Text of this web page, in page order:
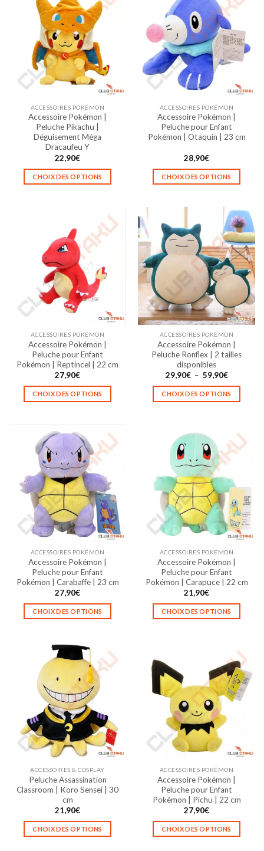
ACCESSOIRES POKÉMON
Accessoire Pokémon |
Peluche Pikachu |
Déguisement Méga
Dracaufeu Y
22,90€
CHOIX DES OPTIONS
plusieurs
variations.
Les
options
peuvent
être
choisies
sur
page
produit
ACCESSOIRES POKÉMON
Accessoire Pokémon |
Peluche pour Enfant
Pokémon | Otaquin | 23 cm
28,90€
CHOIX DES OPTIONS
plusieurs
variations.
Les
options
peuvent
être
choisies
sur
la
page
du
produit
ACCESSOIRES POKÉMON
Accessoire Pokémon |
Peluche pour Enfant
Pokémon | Reptincel | 22 cm
27,90€
CHOIX DES OPTIONS
a
plusieurs
variations.
Les
options
peuvent
être
choisies
sur
page
du
produit
ACCESSOIRES POKÉMON
Accessoire Pokémon |
Peluche Ronflex | 2 tailles
disponibles
29,90€ – 59,90€Plage
prix :
29,90€
à
CHOIX DES OPTIONS
a
plusieurs
variations.
Les
options
peuvent
être
choisies
sur
page
du
produit
ACCESSOIRES POKÉMON
Accessoire Pokémon |
Peluche pour Enfant
Pokémon | Carabaffe | 23 cm
27,90€
CHOIX DES OPTIONS
plusieurs
variations.
Les
options
peuvent
être
choisies
sur
page
du
produit
ACCESSOIRES POKÉMON
Accessoire Pokémon |
Peluche pour Enfant
Pokémon | Carapuce | 22 cm
21,90€
CHOIX DES OPTIONS
plusieurs
variations.
Les
options
peuvent
être
choisies
sur
page
du
produit
ACCESSOIRES & COSPLAY
Peluche Assassination
Classroom | Koro Sensei | 30
cm
21,90€
CHOIX DES OPTIONS
ACCESSOIRES POKÉMON
Accessoire Pokémon |
Peluche pour Enfant
Pokémon | Pichu | 22 cm
27,90€
CHOIX DES OPTIONS